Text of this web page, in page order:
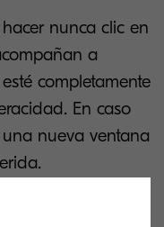
nunca clic en
a
completamente
En caso
nueva ventana
junto